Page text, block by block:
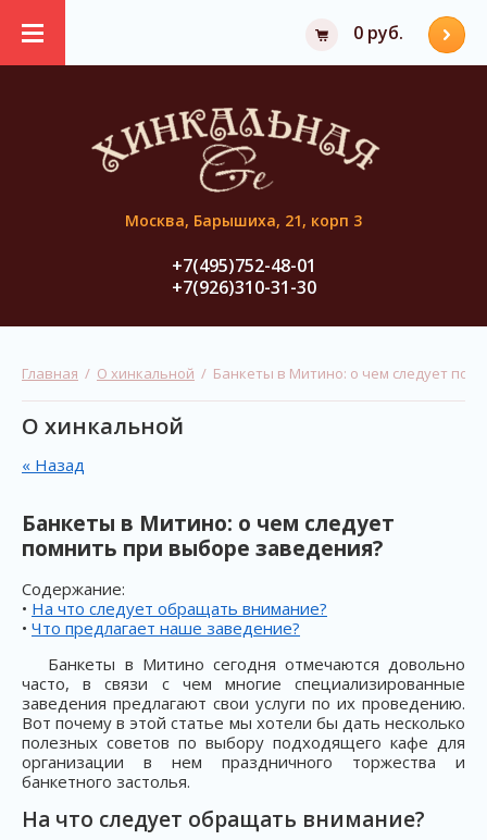
0 руб.
Москва, Барышиха, 21, корп 3
+7(495)752-48-01
+7(926)310-31-30
Главная
  /
О хинкальной
/  Банкеты в Митино: о чем следует
О хинкальной
« Назад
Банкеты в Митино: о чем следует
помнить при выборе заведения?
Содержание:
• На что следует обращать внимание?
• Что предлагает наше заведение?
Банкеты в Митино сегодня отмечаются довольно
часто, в связи с чем многие специализированные
заведения предлагают свои услуги по их проведению.
Вот почему в этой статье мы хотели бы дать несколько
полезных советов по выбору подходящего кафе для
организации в нем праздничного торжества и
банкетного застолья.
На что следует обращать внимание?